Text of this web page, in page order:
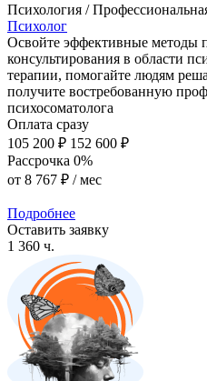
Психология /
Психолог
Освойте эффективные методы
консультирования в области
терапии, помогайте людям
получите востребованную
психосоматолога
Оплата сразу
105 200 ₽ 152 600 ₽
Рассрочка 0%
от 8 767 ₽ / мес
Подробнее
Оставить заявку
1 360 ч.